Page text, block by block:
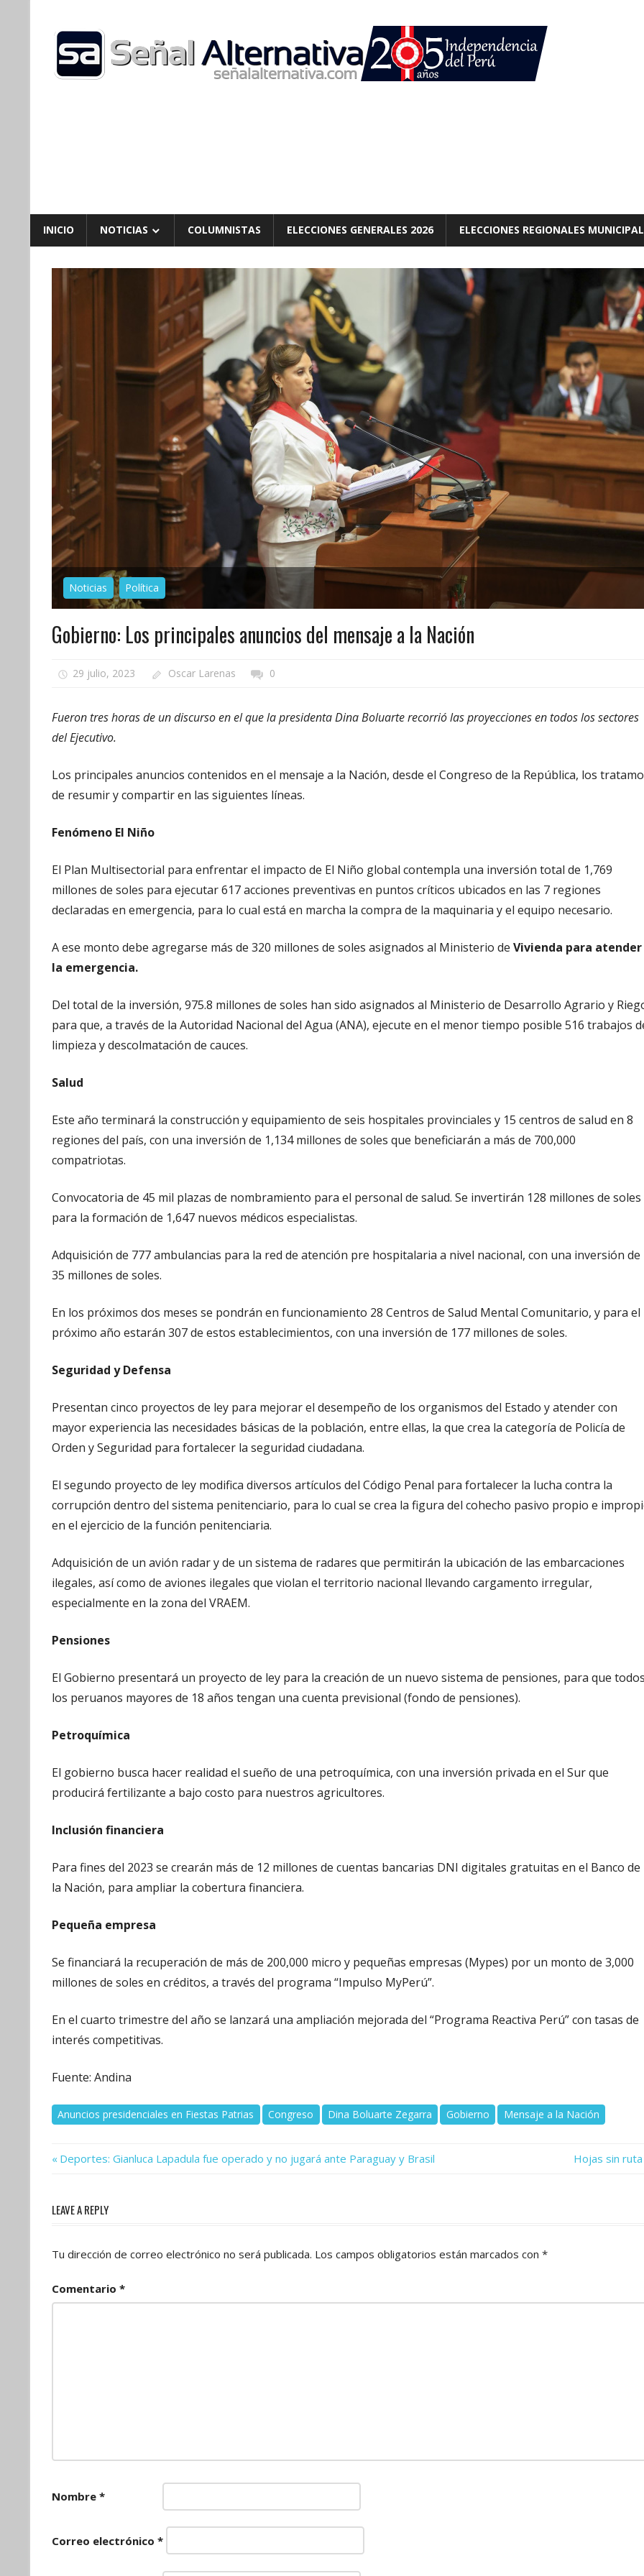
content
INICIO NOTICIAS COLUMNISTAS ELECCIONES GENERALES 2026 ELECCIONES REGIONALES
Noticias Política
Gobierno: Los principales anuncios del mensaje a la Nación
29 julio, 2023 Oscar Larenas 0
Fueron tres horas de un discurso en el que la presidenta Dina Boluarte recorrió las proyecciones en todos los sectores
del Ejecutivo.
Los principales anuncios contenidos en el mensaje a la Nación, desde el Congreso de la República, los
de resumir y compartir en las siguientes líneas.
Fenómeno El Niño
El Plan Multisectorial para enfrentar el impacto de El Niño global contempla una inversión total de 1,769
millones de soles para ejecutar 617 acciones preventivas en puntos críticos ubicados en las 7 regiones
declaradas en emergencia, para lo cual está en marcha la compra de la maquinaria y el equipo necesario.
A ese monto debe agregarse más de 320 millones de soles asignados al Ministerio de Vivienda para atender
la emergencia.
Del total de la inversión, 975.8 millones de soles han sido asignados al Ministerio de Desarrollo Agrario y
para que, a través de la Autoridad Nacional del Agua (ANA), ejecute en el menor tiempo posible 516 trabajos
limpieza y descolmatación de cauces.
Salud
Este año terminará la construcción y equipamiento de seis hospitales provinciales y 15 centros de salud en 8
regiones del país, con una inversión de 1,134 millones de soles que beneficiarán a más de 700,000
compatriotas.
Convocatoria de 45 mil plazas de nombramiento para el personal de salud. Se invertirán 128 millones de soles
para la formación de 1,647 nuevos médicos especialistas.
Adquisición de 777 ambulancias para la red de atención pre hospitalaria a nivel nacional, con una inversión de
35 millones de soles.
En los próximos dos meses se pondrán en funcionamiento 28 Centros de Salud Mental Comunitario, y para el
próximo año estarán 307 de estos establecimientos, con una inversión de 177 millones de soles.
Seguridad y Defensa
Presentan cinco proyectos de ley para mejorar el desempeño de los organismos del Estado y atender con
mayor experiencia las necesidades básicas de la población, entre ellas, la que crea la categoría de Policía de
Orden y Seguridad para fortalecer la seguridad ciudadana.
El segundo proyecto de ley modifica diversos artículos del Código Penal para fortalecer la lucha contra la
corrupción dentro del sistema penitenciario, para lo cual se crea la figura del cohecho pasivo propio e
en el ejercicio de la función penitenciaria.
Adquisición de un avión radar y de un sistema de radares que permitirán la ubicación de las embarcaciones
ilegales, así como de aviones ilegales que violan el territorio nacional llevando cargamento irregular,
especialmente en la zona del VRAEM.
Pensiones
El Gobierno presentará un proyecto de ley para la creación de un nuevo sistema de pensiones, para que
los peruanos mayores de 18 años tengan una cuenta previsional (fondo de pensiones).
Petroquímica
El gobierno busca hacer realidad el sueño de una petroquímica, con una inversión privada en el Sur que
producirá fertilizante a bajo costo para nuestros agricultores.
Inclusión financiera
Para fines del 2023 se crearán más de 12 millones de cuentas bancarias DNI digitales gratuitas en el Banco de
la Nación, para ampliar la cobertura financiera.
Pequeña empresa
Se financiará la recuperación de más de 200,000 micro y pequeñas empresas (Mypes) por un monto de 3,000
millones de soles en créditos, a través del programa “Impulso MyPerú”.
En el cuarto trimestre del año se lanzará una ampliación mejorada del “Programa Reactiva Perú” con tasas de
interés competitivas.
Fuente: Andina
Anuncios presidenciales en Fiestas Patrias Congreso Dina Boluarte Zegarra Gobierno Mensaje a la Nación
Navegación
entradas
Previous
Deportes: Gianluca Lapadula fue operado y no jugará ante Paraguay y Brasil
Next
Hojas sin ruta
LEAVE A REPLY
Tu dirección de correo electrónico no será publicada. Los campos obligatorios están marcados con *
Comentario *
Nombre *
Correo electrónico *